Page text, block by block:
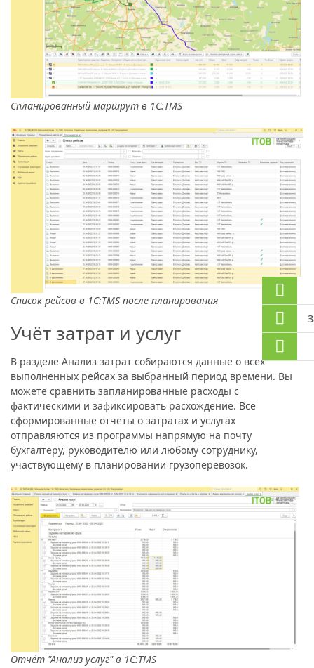
Спланированный маршрут в 1С:TMS
Список рейсов в 1С:TMS после планирования
Учёт затрат и услуг
В разделе Анализ затрат собираются данные о всех
выполненных рейсах за выбранный период времени. Вы
можете сравнить запланированные расходы с
фактическими и зафиксировать расхождение. Все
сформированные отчёты о затратах и услугах
отправляются из программы напрямую на почту
бухгалтеру, руководителю или любому сотруднику,
участвующему в планировании грузоперевозок.
Отчёт "Анализ услуг" в 1С:TMS